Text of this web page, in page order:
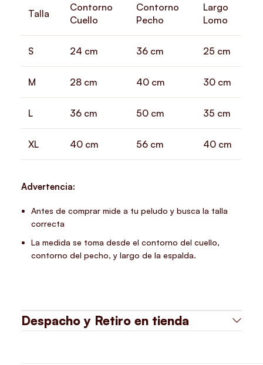
Talla
Contorno
Cuello
Contorno
Pecho
Largo
Lomo
S 24 cm 36 cm 25 cm
M 28 cm 40 cm 30 cm
L 36 cm 50 cm 35 cm
XL 40 cm 56 cm 40 cm
Advertencia:
Antes de comprar mide a tu peludo y busca la talla
correcta
La medida se toma desde el contorno del cuello,
contorno del pecho, y largo de la espalda.
Despacho y Retiro en tienda